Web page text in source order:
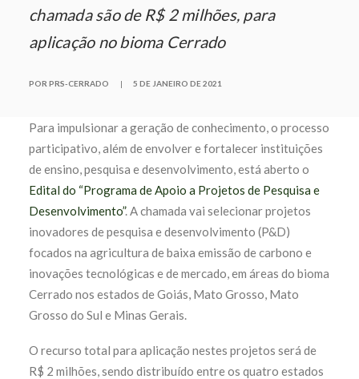
chamada são de R$ 2 milhões, para
aplicação no bioma Cerrado
POR PRS-CERRADO | 5 DE JANEIRO DE 2021
Para impulsionar a geração de conhecimento, o processo
participativo, além de envolver e fortalecer instituições
de ensino, pesquisa e desenvolvimento, está aberto o
Edital do “Programa de Apoio a Projetos de Pesquisa e
Desenvolvimento”. A chamada vai selecionar projetos
inovadores de pesquisa e desenvolvimento (P&D)
focados na agricultura de baixa emissão de carbono e
inovações tecnológicas e de mercado, em áreas do bioma
Cerrado nos estados de Goiás, Mato Grosso, Mato
Grosso do Sul e Minas Gerais.
O recurso total para aplicação nestes projetos será de
R$ 2 milhões, sendo distribuído entre os quatro estados